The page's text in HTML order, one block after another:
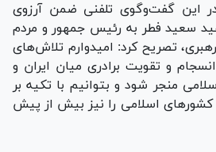
این گفت‌وگوی تلفنی ضمن آرزوی
سعید فطر به رئیس جمهور و مردم
تصریح کرد: امیدوارم تلاش‌های
و تقویت برادری میان ایران و
منجر شود و بتوانیم با تکیه بر
کشور‌های اسلامی را نیز بیش از پیش